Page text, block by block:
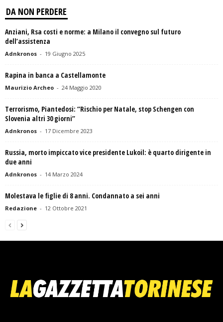
DA NON PERDERE
Anziani, Rsa costi e norme: a Milano il convegno sul futuro
dell’assistenza
Adnkronos - 19 Giugno 2025
Rapina in banca a Castellamonte
Maurizio Archeo - 24 Maggio 2020
Terrorismo, Piantedosi: “Rischio per Natale, stop Schengen con
Slovenia altri 30 giorni”
Adnkronos - 17 Dicembre 2023
Russia, morto impiccato vice presidente Lukoil: è quarto dirigente in
due anni
Adnkronos - 14 Marzo 2024
Molestava le figlie di 8 anni. Condannato a sei anni
Redazione - 12 Ottobre 2021